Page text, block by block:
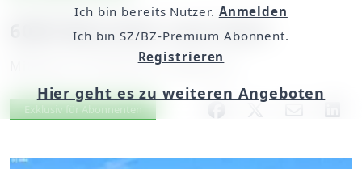
6000 Besucher zum Start
Mittwoch, 03. Mai 2017, 06:00 Uhr
Artikel vorlesen
Exklusiv für Abonnenten
Ich bin bereits Nutzer. Anmelden
Ich bin SZ/BZ-Premium Abonnent.
Registrieren
Hier geht es zu weiteren Angeboten